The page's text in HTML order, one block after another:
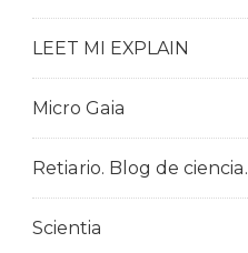
LEET MI EXPLAIN
Micro Gaia
Retiario. Blog de ciencia.
Scientia